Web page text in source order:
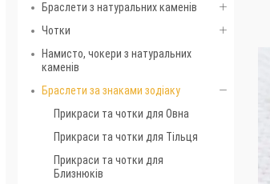
Браслети з натуральних каменів
Чотки
Намисто, чокери з натуральних
каменів
Браслети за знаками зодіаку
Прикраси та чотки для Овна
Прикраси та чотки для Тільця
Прикраси та чотки для
Близнюків